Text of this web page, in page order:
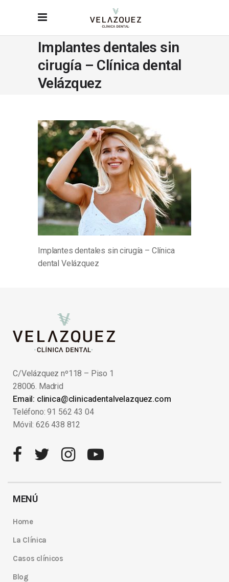
Implantes dentales sin
cirugía – Clínica dental
Velázquez
Implantes dentales sin cirugía – Clínica
dental Velázquez
C/Velázquez nº118 – Piso 1
28006. Madrid
Email: clinica@clinicadentalvelazquez.com
Teléfono: 91 562 43 04
Móvil: 626 438 812
MENÚ
Home
La Clínica
Casos clínicos
Blog